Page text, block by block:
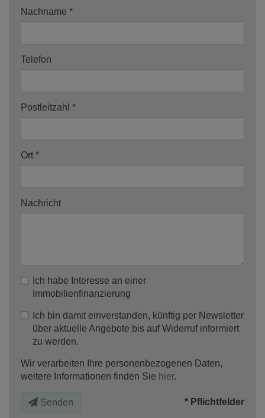
Nachname
Telefon
Postleitzahl
Ort
Nachricht
Ich habe Interesse an einer
Immobilienfinanzierung
Ich bin damit einverstanden, künftig per Newsletter
über aktuelle Angebote bis auf Widerruf informiert
zu werden.
Wir verarbeiten Ihre personenbezogenen Daten,
weitere Informationen finden Sie hier.
Senden * Pflichtfelder